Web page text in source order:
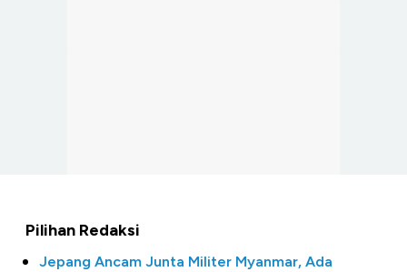
Pilihan Redaksi
Jepang Ancam Junta Militer Myanmar, Ada